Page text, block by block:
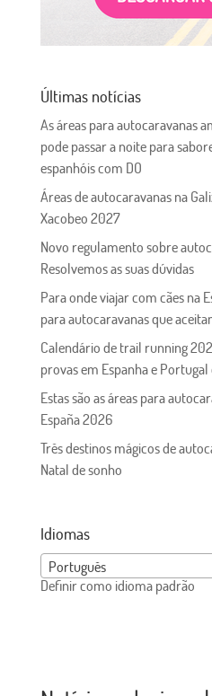
Últimas notícias
As áreas para autocaravanas
pode passar a noite para
espanhóis com DO
Áreas de autocaravanas na
Xacobeo 2027
Novo regulamento sobre
Resolvemos as suas dúvidas
Para onde viajar com cães na
para autocaravanas que
Calendário de trail running
provas em Espanha e
Estas são as áreas para
España 2026
Três destinos mágicos de
Natal de sonho
Idiomas
Português
Definir como idioma padrão